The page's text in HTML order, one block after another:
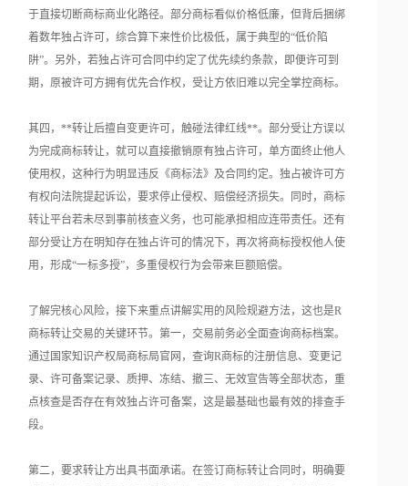
于直接切断商标商业化路径。部分商标看似价格低廉，但背后捆绑
着数年独占许可，综合算下来性价比极低，属于典型的“低价陷
阱”。另外，若独占许可合同中约定了优先续约条款，即便许可到
期，原被许可方拥有优先合作权，受让方依旧难以完全掌控商标。
其四，**转让后擅自变更许可，触碰法律红线**。部分受让方误以
为完成商标转让，就可以直接撤销原有独占许可，单方面终止他人
使用权，这种行为明显违反《商标法》及合同约定。独占被许可方
有权向法院提起诉讼，要求停止侵权、赔偿经济损失。同时，商标
转让平台若未尽到事前核查义务，也可能承担相应连带责任。还有
部分受让方在明知存在独占许可的情况下，再次将商标授权他人使
用，形成“一标多授”，多重侵权行为会带来巨额赔偿。
了解完核心风险，接下来重点讲解实用的风险规避方法，这也是R
商标转让交易的关键环节。第一，交易前务必全面查询商标档案。
通过国家知识产权局商标局官网，查询R商标的注册信息、变更记
录、许可备案记录、质押、冻结、撤三、无效宣告等全部状态，重
点核查是否存在有效独占许可备案，这是最基础也最有效的排查手
段。
第二，要求转让方出具书面承诺。在签订商标转让合同时，明确要